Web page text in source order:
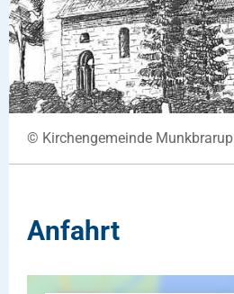
© Kirchengemeinde Munkbrarup
Anfahrt